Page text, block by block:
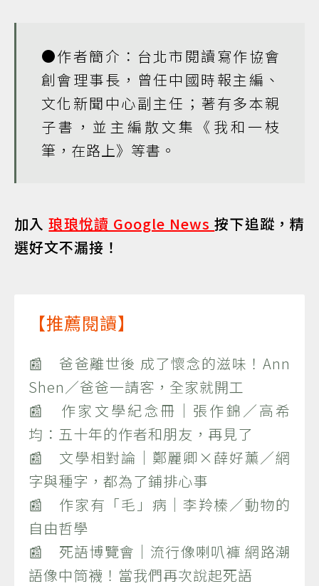
●作者簡介： 台北市閱讀寫作協會
創會理事長，曾任中國時報主編、
文化新聞中心副主任；著有多本親
子書，並主編散文集 《我和一枝
筆，在路上》 等書。
加入琅琅悅讀 Google News按下追蹤，精
選好文不漏接！
【推薦閱讀】
📰 爸爸離世後 成了懷念的滋味！Ann
Shen／爸爸一請客，全家就開工
📰 作家文學紀念冊｜張作錦／高希
均：五十年的作者和朋友，再見了
📰 文學相對論｜鄭麗卿×薛好薰／網
字與種字，都為了鋪排心事
📰 作家有「毛」病｜李羚榛／動物的
自由哲學
📰 死語博覽會｜流行像喇叭褲 網路潮
語像中筒襪！當我們再次說起死語